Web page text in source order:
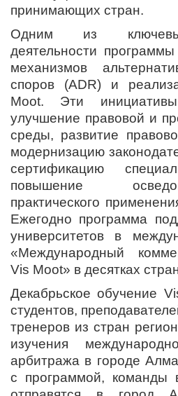
принимающих стран.
Одним из
деятельности
механизмов
споров (ADR) и
Moot. Эти
улучшение правовой и
среды, развитие
модернизацию
сертификацию
повышение
практического
Ежегодно программа
университетов в
«Международный
Vis Moot» в десятках
Декабрьское обучение
студентов,
тренеров из стран
изучения
арбитража в городе
с программой, команды